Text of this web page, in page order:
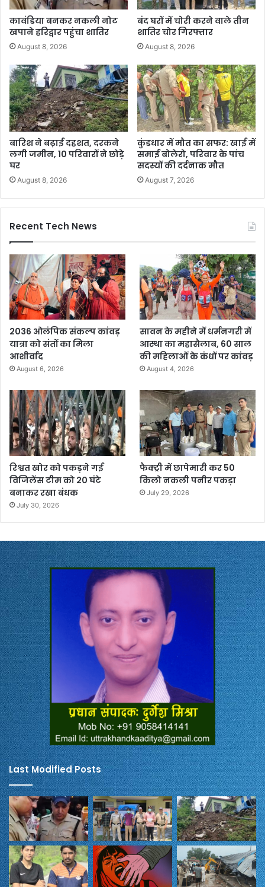
कावंडिया बनकर नकली नोट
खपाने हरिद्वार पहुंचा शातिर
August 8, 2026
बंद घरों में चोरी करने वाले तीन
शातिर चोर गिरफ्तार
August 8, 2026
बारिश ने बढ़ाई दहशत, दरकने
लगी जमीन, 10 परिवारों ने छोड़े
घर
August 8, 2026
कुंडधार में मौत का सफर: खाई में
समाई बोलेरो, परिवार के पांच
सदस्यों की दर्दनाक मौत
August 7, 2026
Recent Tech News
2036 ओलंपिक संकल्प कांवड़
यात्रा को संतों का मिला
आशीर्वाद
August 6, 2026
सावन के महीने में धर्मनगरी में
आस्था का महासैलाब, 60 साल
की महिलाओं के कंधों पर कांवड़
August 4, 2026
रिश्वत खोर को पकड़ने गई
विजिलेंस टीम को 20 घंटे
बनाकर रखा बंधक
July 30, 2026
फैक्ट्री में छापेमारी कर 50
किलो नकली पनीर पकड़ा
July 29, 2026
Last Modified Posts